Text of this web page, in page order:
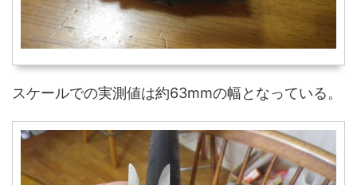
スケールでの実測値は約63mmの幅となっている。